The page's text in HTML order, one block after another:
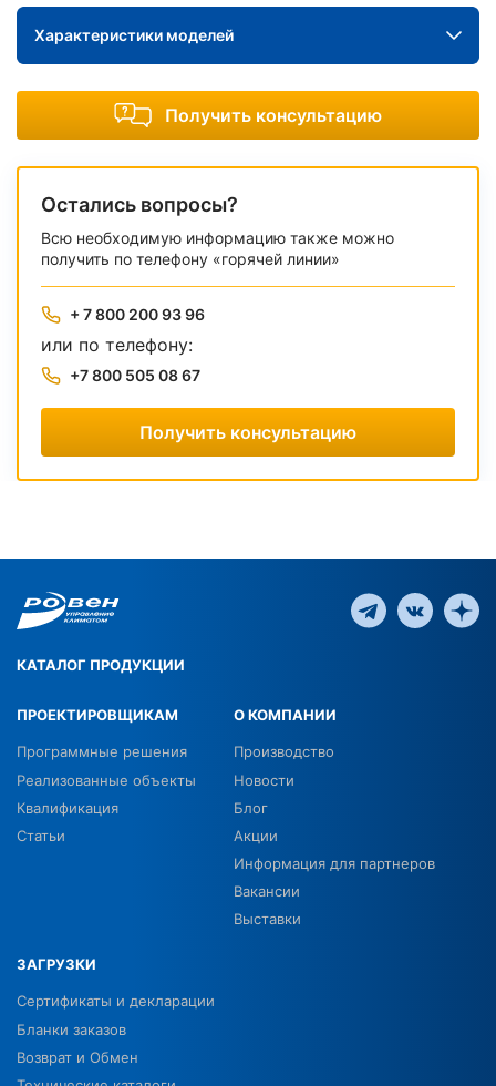
Характеристики моделей
Получить консультацию
Остались вопросы?
Всю необходимую информацию также можно
получить по телефону «горячей линии»
+ 7 800 200 93 96
или по телефону:
+7 800 505 08 67
Получить консультацию
КАТАЛОГ ПРОДУКЦИИ
ПРОЕКТИРОВЩИКАМ
Программные решения
Реализованные объекты
Квалификация
Статьи
О КОМПАНИИ
Производство
Новости
Блог
Акции
Информация для партнеров
Вакансии
Выставки
ЗАГРУЗКИ
Сертификаты и декларации
Бланки заказов
Возврат и Обмен